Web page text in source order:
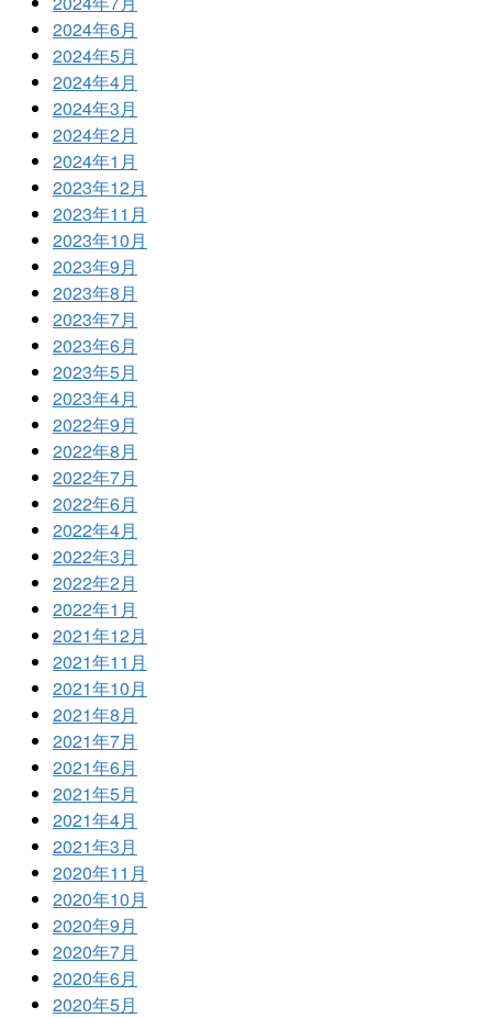
2024年6月
2024年5月
2024年4月
2024年3月
2024年2月
2024年1月
2023年12月
2023年11月
2023年10月
2023年9月
2023年8月
2023年7月
2023年6月
2023年5月
2023年4月
2022年9月
2022年8月
2022年7月
2022年6月
2022年4月
2022年3月
2022年2月
2022年1月
2021年12月
2021年11月
2021年10月
2021年8月
2021年7月
2021年6月
2021年5月
2021年4月
2021年3月
2020年11月
2020年10月
2020年9月
2020年7月
2020年6月
2020年5月